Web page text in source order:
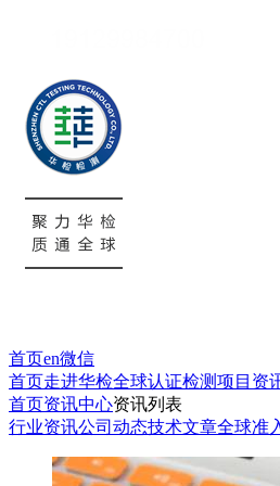
首页en微信
首页走进华检全球认证检测项目 资
首页资讯中心资讯列表
行业资讯公司动态技术文章全球准